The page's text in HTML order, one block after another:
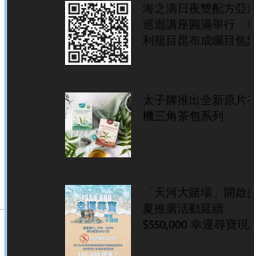
海之滴日夜雙配方亞洲
巡迴講座圓滿舉行 專
利籠目昆布成矚目焦點
太子牌推出全新原片有
機三角茶包系列
「天河大賭場」開啟盛
夏推廣活動延續
$550,000 幸運尋寶現金